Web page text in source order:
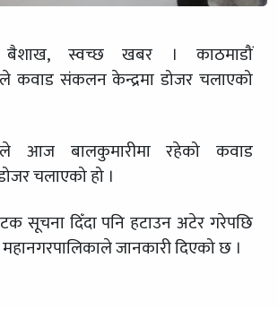
बैशाख, स्वच्छ खबर । काठमाडौं
कवाड संकलन केन्द्रमा डोजर चलाएको
आज बालकुमारीमा रहेको कवाड
चलाएको हो ।
सूचना दिँदा पनि हटाउन अटेर गरेपछि
जानकारी दिएको छ ।